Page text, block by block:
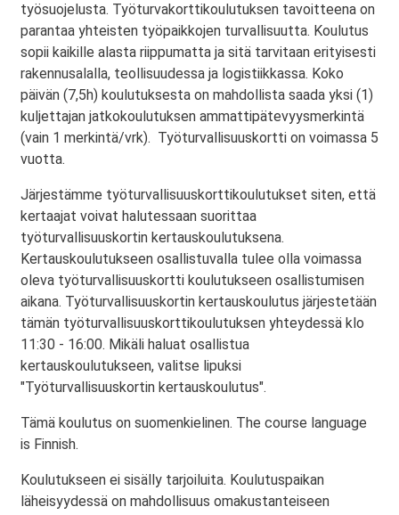
työsuojelusta. Työturvakorttikoulutuksen tavoitteena on
parantaa yhteisten työpaikkojen turvallisuutta. Koulutus
sopii kaikille alasta riippumatta ja sitä tarvitaan erityisesti
rakennusalalla, teollisuudessa ja logistiikkassa. Koko
päivän (7,5h) koulutuksesta on mahdollista saada yksi (1)
kuljettajan jatkokoulutuksen ammattipätevyysmerkintä
(vain 1 merkintä/vrk). Työturvallisuuskortti on voimassa 5
vuotta.
Järjestämme työturvallisuuskorttikoulutukset siten, että
kertaajat voivat halutessaan suorittaa
työturvallisuuskortin kertauskoulutuksena.
Kertauskoulutukseen osallistuvalla tulee olla voimassa
oleva työturvallisuuskortti koulutukseen osallistumisen
aikana. Työturvallisuuskortin kertauskoulutus järjestetään
tämän työturvallisuuskorttikoulutuksen yhteydessä klo
11:30 - 16:00. Mikäli haluat osallistua
kertauskoulutukseen, valitse lipuksi
"Työturvallisuuskortin kertauskoulutus".
Tämä koulutus on suomenkielinen. The course language
is Finnish.
Koulutukseen ei sisälly tarjoiluita. Koulutuspaikan
läheisyydessä on mahdollisuus omakustanteiseen